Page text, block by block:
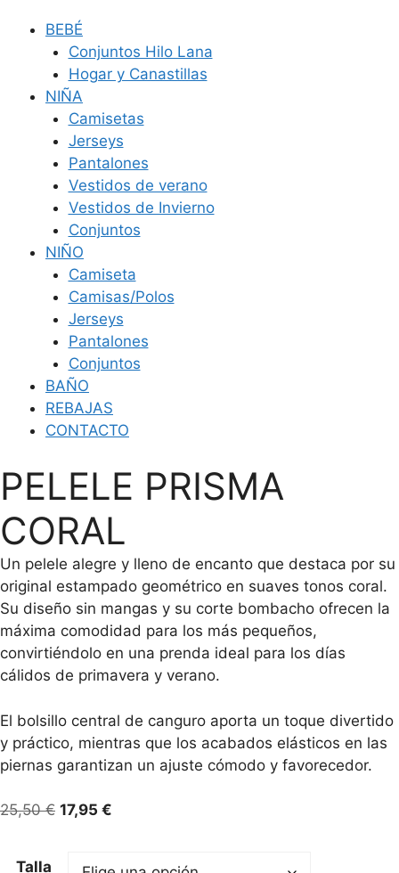
BEBÉ
Conjuntos Hilo Lana
Hogar y Canastillas
NIÑA
Camisetas
Jerseys
Pantalones
Vestidos de verano
Vestidos de Invierno
Conjuntos
NIÑO
Camiseta
Camisas/Polos
Jerseys
Pantalones
Conjuntos
BAÑO
REBAJAS
CONTACTO
PELELE PRISMA
CORAL
Un pelele alegre y lleno de encanto que destaca por su
original estampado geométrico en suaves tonos coral.
Su diseño sin mangas y su corte bombacho ofrecen la
máxima comodidad para los más pequeños,
convirtiéndolo en una prenda ideal para los días
cálidos de primavera y verano.
El bolsillo central de canguro aporta un toque divertido
y práctico, mientras que los acabados elásticos en las
piernas garantizan un ajuste cómodo y favorecedor.
25,50€ El
17,95 €
Talla